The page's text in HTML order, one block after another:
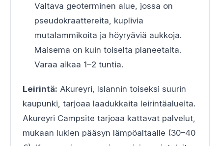
Valtava geoterminen alue, jossa on
pseudokraattereita, kuplivia
mutalammikoita ja höyryäviä aukkoja.
Maisema on kuin toiselta planeetalta.
Varaa aikaa 1–2 tuntia.
Leirintä: Akureyri, Islannin toiseksi suurin
kaupunki, tarjoaa laadukkaita leirintäalueita.
Akureyri Campsite tarjoaa kattavat palvelut,
mukaan lukien pääsyn lämpöaltaalle (30–40